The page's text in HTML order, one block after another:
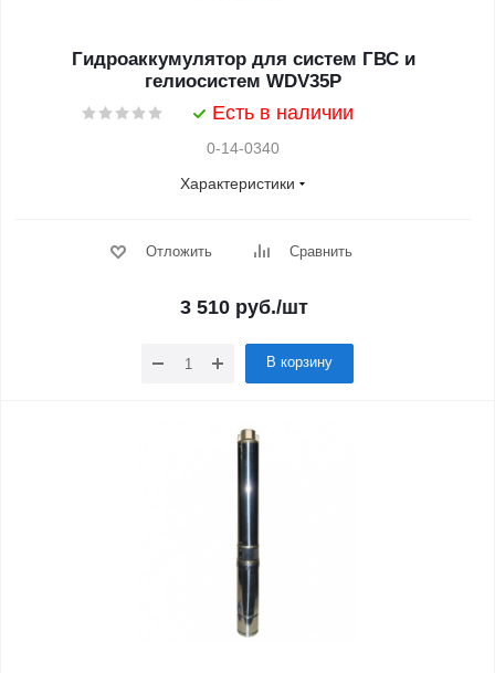
Гидроаккумулятор для систем ГВС и
гелиосистем WDV35P
Есть в наличии
0-14-0340
Характеристики
Отложить Сравнить
3 510руб./шт
В корзину